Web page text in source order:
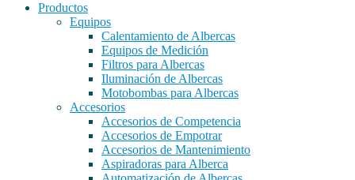
Productos
Equipos
Calentamiento de Albercas
Equipos de Medición
Filtros para Albercas
Iluminación de Albercas
Motobombas para Albercas
Accesorios
Accesorios de Competencia
Accesorios de Empotrar
Accesorios de Mantenimiento
Aspiradoras para Alberca